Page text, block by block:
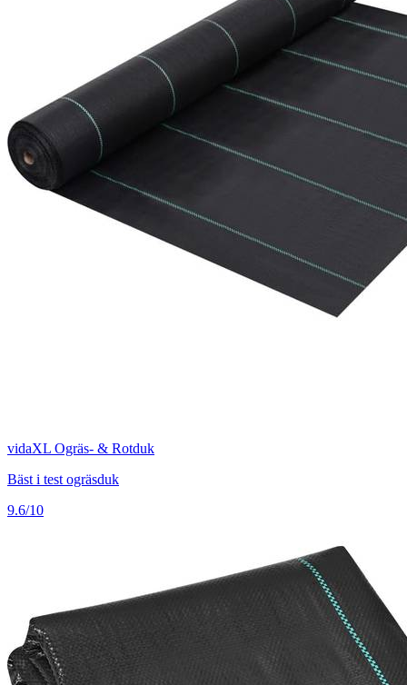
vidaXL Ogräs- & Rotduk
Bäst i test ogräsduk
9.6/10